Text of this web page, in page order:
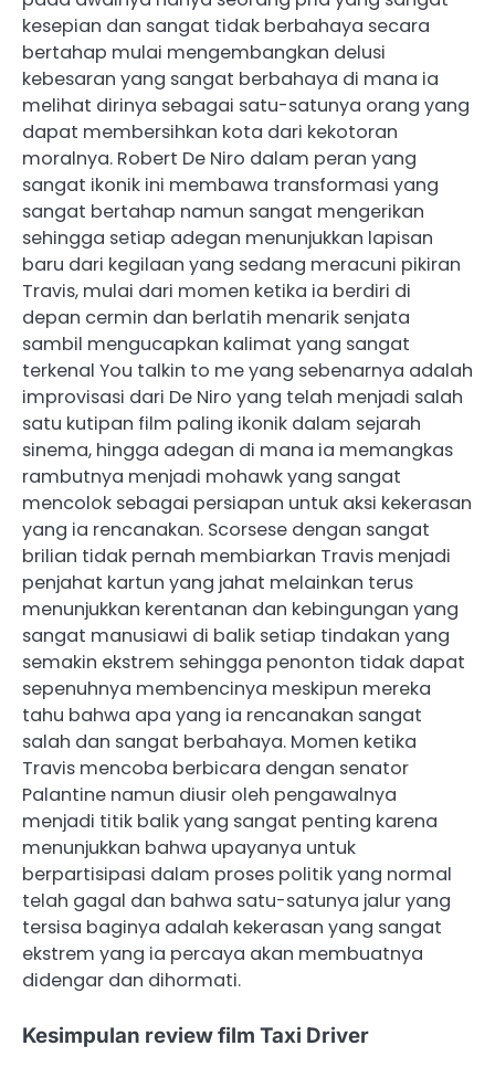
kesepian dan sangat tidak berbahaya secara
bertahap mulai mengembangkan delusi
kebesaran yang sangat berbahaya di mana ia
melihat dirinya sebagai satu-satunya orang yang
dapat membersihkan kota dari kekotoran
moralnya. Robert De Niro dalam peran yang
sangat ikonik ini membawa transformasi yang
sangat bertahap namun sangat mengerikan
sehingga setiap adegan menunjukkan lapisan
baru dari kegilaan yang sedang meracuni pikiran
Travis, mulai dari momen ketika ia berdiri di
depan cermin dan berlatih menarik senjata
sambil mengucapkan kalimat yang sangat
terkenal You talkin to me yang sebenarnya adalah
improvisasi dari De Niro yang telah menjadi salah
satu kutipan film paling ikonik dalam sejarah
sinema, hingga adegan di mana ia memangkas
rambutnya menjadi mohawk yang sangat
mencolok sebagai persiapan untuk aksi kekerasan
yang ia rencanakan. Scorsese dengan sangat
brilian tidak pernah membiarkan Travis menjadi
penjahat kartun yang jahat melainkan terus
menunjukkan kerentanan dan kebingungan yang
sangat manusiawi di balik setiap tindakan yang
semakin ekstrem sehingga penonton tidak dapat
sepenuhnya membencinya meskipun mereka
tahu bahwa apa yang ia rencanakan sangat
salah dan sangat berbahaya. Momen ketika
Travis mencoba berbicara dengan senator
Palantine namun diusir oleh pengawalnya
menjadi titik balik yang sangat penting karena
menunjukkan bahwa upayanya untuk
berpartisipasi dalam proses politik yang normal
telah gagal dan bahwa satu-satunya jalur yang
tersisa baginya adalah kekerasan yang sangat
ekstrem yang ia percaya akan membuatnya
didengar dan dihormati.
Kesimpulan review film Taxi Driver